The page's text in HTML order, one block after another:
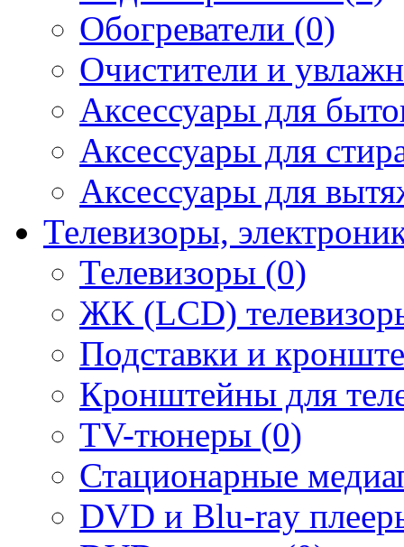
Обогреватели (0)
Очистители и
Аксессуары для
Аксессуары для
Аксессуары для
Телевизоры,
Телевизоры (0)
ЖК (LCD)
Подставки и
Кронштейны для
TV-тюнеры (0)
Стационарные
DVD и Blu-ray